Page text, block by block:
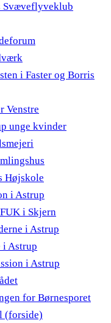
Svæveflyveklub
i Faster og Borris
Venstre
unge kvinder
Højskole
i Astrup
i Skjern
i Astrup
i Astrup
i Astrup
for Børnesporet
(forside)